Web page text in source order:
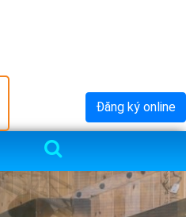
Đăng ký online